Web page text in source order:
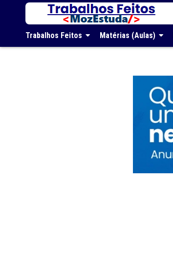
Trabalhos Feitos Matérias (Aulas)